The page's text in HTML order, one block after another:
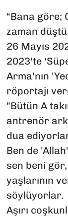
“Bana göre;
zaman
26 Mayıs
2023'te
Arma'nın
röportajı
"Bütün A
antrenör
dua
Ben de
sen beni
yaşlarının
söylüyorlar.
Aşırı